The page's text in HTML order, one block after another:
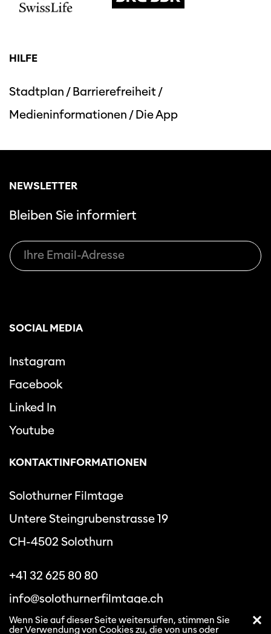
HILFE
Stadtplan /Barrierefreiheit/
Medieninformationen /Die App
NEWSLETTER
Bleiben Sie informiert
SOCIAL MEDIA
Instagram
Facebook
Linked In
Youtube
KONTAKTINFORMATIONEN
Solothurner Filmtage
Untere Steingrubenstrasse 19
CH-4502 Solothurn
+41 32 625 80 80
info@solothurnerfilmtage.ch
Wenn Sie auf dieser Seite weitersurfen, stimmen Sie
der Verwendung von Cookies zu, die von uns oder